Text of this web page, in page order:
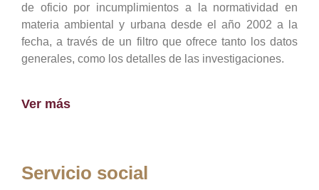
de oficio por incumplimientos a la normatividad en
materia ambiental y urbana desde el año 2002 a la
fecha, a través de un filtro que ofrece tanto los datos
generales, como los detalles de las investigaciones.
Ver más
Servicio social